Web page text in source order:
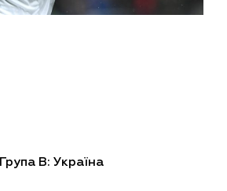
Група В: Україна